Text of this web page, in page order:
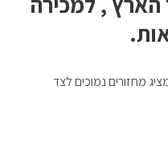
מחזורים נמוכים לצד